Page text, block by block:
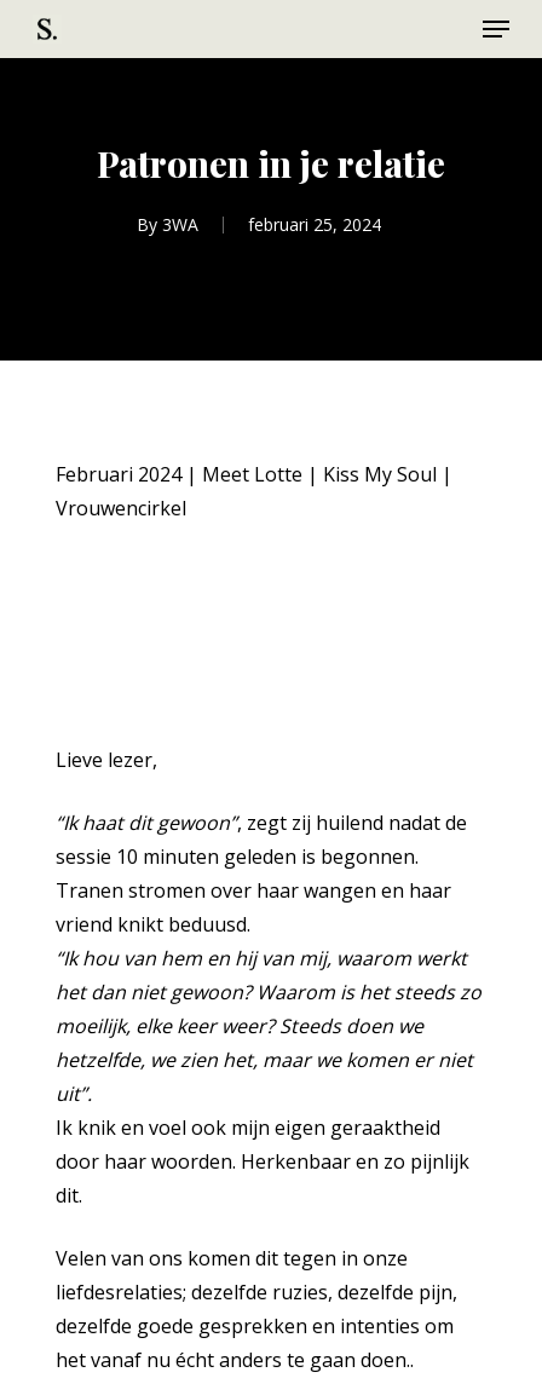
Menu
Patronen in je relatie
By 3WA februari 25, 2024
Februari 2024 | Meet Lotte | Kiss My Soul |
Vrouwencirkel
Lieve lezer,
“Ik haat dit gewoon”, zegt zij huilend nadat de
sessie 10 minuten geleden is begonnen.
Tranen stromen over haar wangen en haar
vriend knikt beduusd.
“Ik hou van hem en hij van mij, waarom werkt
het dan niet gewoon? Waarom is het steeds zo
moeilijk, elke keer weer? Steeds doen we
hetzelfde, we zien het, maar we komen er niet
uit”.
Ik knik en voel ook mijn eigen geraaktheid
door haar woorden. Herkenbaar en zo pijnlijk
dit.
Velen van ons komen dit tegen in onze
liefdesrelaties; dezelfde ruzies, dezelfde pijn,
dezelfde goede gesprekken en intenties om
het vanaf nu écht anders te gaan doen..